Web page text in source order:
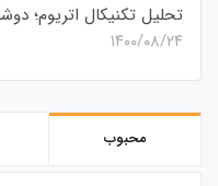
تحلیل تکنیکال اتریوم؛ دوشنبه 28
۱۴۰۰/۰۸/۲۴
محبوب